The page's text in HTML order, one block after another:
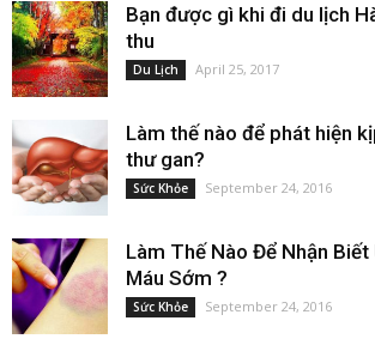
Bạn được gì khi đi du lịch
thu
Du Lịch April 25, 2017
Làm thế nào để phát hiện
thư gan?
Sức Khỏe September 24, 2016
Làm Thế Nào Để Nhận
Máu Sớm ?
Sức Khỏe September 24, 2016